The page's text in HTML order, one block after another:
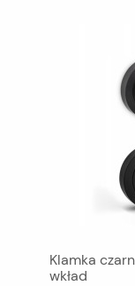
Klamka
wkład